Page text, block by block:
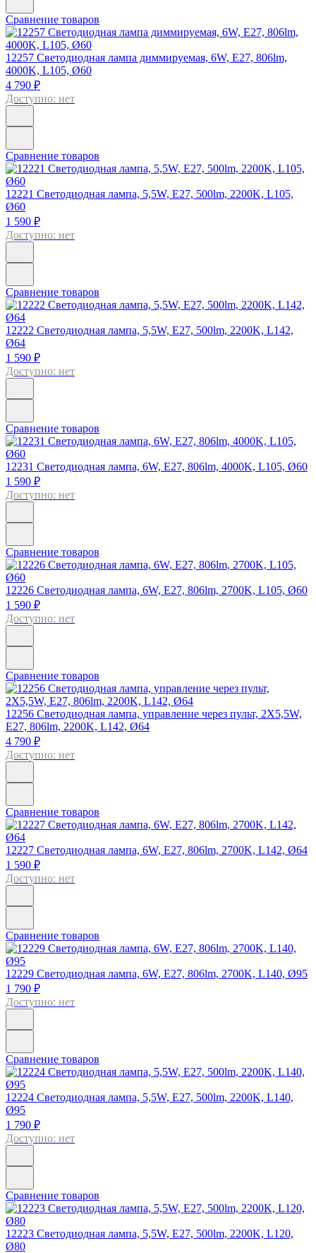
Сравнение товаров
12257 Светодиодная лампа диммируемая, 6W, E27, 806lm,
4000K, L105, Ø60
4 790 ₽
Доступно: нет
Сравнение товаров
12221 Светодиодная лампа, 5,5W, E27, 500lm, 2200K, L105,
Ø60
1 590 ₽
Доступно: нет
Сравнение товаров
12222 Светодиодная лампа, 5,5W, E27, 500lm, 2200K, L142,
Ø64
1 590 ₽
Доступно: нет
Сравнение товаров
12231 Светодиодная лампа, 6W, E27, 806lm, 4000K, L105, Ø60
1 590 ₽
Доступно: нет
Сравнение товаров
12226 Светодиодная лампа, 6W, E27, 806lm, 2700K, L105, Ø60
1 590 ₽
Доступно: нет
Сравнение товаров
12256 Светодиодная лампа, управление через пульт, 2X5,5W,
E27, 806lm, 2200K, L142, Ø64
4 790 ₽
Доступно: нет
Сравнение товаров
12227 Светодиодная лампа, 6W, E27, 806lm, 2700K, L142, Ø64
1 590 ₽
Доступно: нет
Сравнение товаров
12229 Светодиодная лампа, 6W, E27, 806lm, 2700K, L140, Ø95
1 790 ₽
Доступно: нет
Сравнение товаров
12224 Светодиодная лампа, 5,5W, E27, 500lm, 2200K, L140,
Ø95
1 790 ₽
Доступно: нет
Сравнение товаров
12223 Светодиодная лампа, 5,5W, E27, 500lm, 2200K, L120,
Ø80